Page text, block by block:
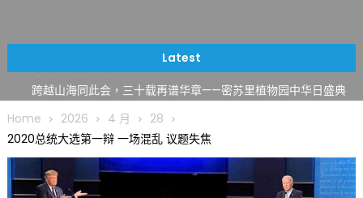
Latest
筝声与琴韵交汇：刘励(Li Statler)与钢琴家Darek演绎一场古筝
跨越山海同此会，三十载再谱华章——密苏里植物园中华日盛典
圆满举行
圣路易龙舟俱乐部5月16日龙舟体验日 邀请各界亲身体验划行乐
趣 + 水上竞速魅力
三十二载跨越时空的相逢
执掌密苏里植物园近四十年 致力推动全球植物多样性研究与中美
Home 2026 4 月
28
2020总统大选第一辩 一场混乱 议题失焦